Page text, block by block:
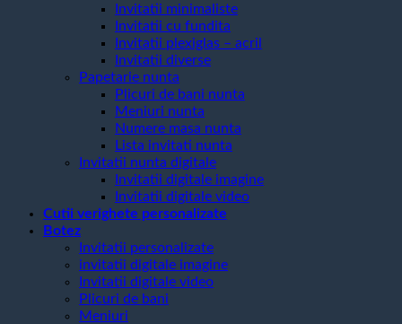
Invitatii minimaliste
Invitatii cu fundita
Invitatii plexiglas – acril
Invitatii diverse
Papetarie nunta
Plicuri de bani nunta
Meniuri nunta
Numere masa nunta
Lista invitati nunta
Invitatii nunta digitale
Invitatii digitale imagine
Invitatii digitale video
Cutii verighete personalizate
Botez
Invitatii personalizate
invitatii digitale imagine
Invitatii digitale video
Plicuri de bani
Meniuri